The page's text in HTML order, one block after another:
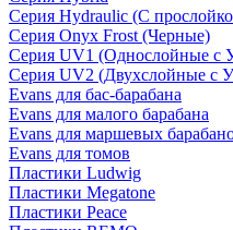
Серия Hydraulic (С
Серия Onyx Frost (Черные)
Серия UV1 (Однослойные с
Серия UV2 (Двухслойные с
Evans для бас-барабана
Evans для малого барабана
Evans для маршевых
Evans для томов
Пластики Ludwig
Пластики Megatone
Пластики Peace